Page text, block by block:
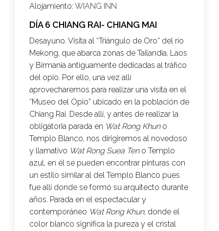
Alojamiento: WIANG INN
DÍA 6 CHIANG RAI- CHIANG MAI
Desayuno. Visita al “Triángulo de Oro” del río
Mekong, que abarca zonas de Tailandia, Laos
y Birmania antiguamente dedicadas al tráfico
del opio. Por ello, una vez allí
aprovecharemos para realizar una visita en el
“Museo del Opio” ubicado en la población de
Chiang Rai. Desde allí, y antes de realizar la
obligatoria parada en Wat Rong Khun o
Templo Blanco, nos dirigiremos al novedoso
y llamativo Wat Rong Suea Ten o Templo
azul, en él se pueden encontrar pinturas con
un estilo similar al del Templo Blanco pues
fue allí donde se formó su arquitecto durante
años. Parada en el espectacular y
contemporáneo Wat Rong Khun, donde el
color blanco significa la pureza y el cristal